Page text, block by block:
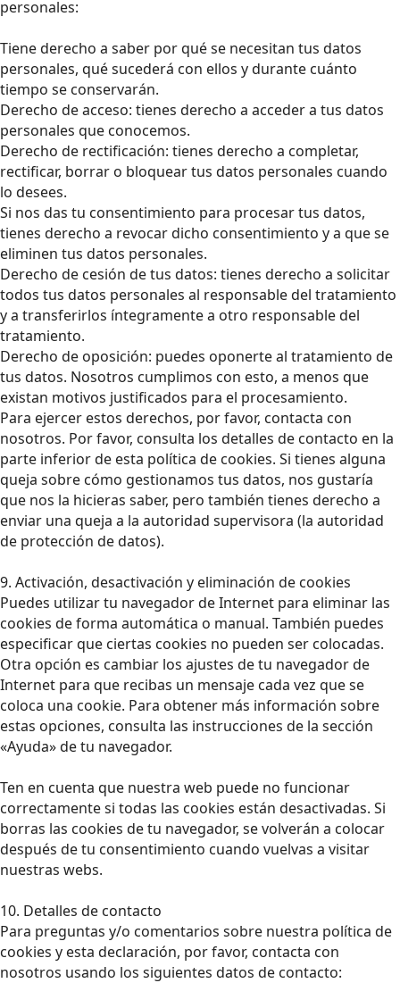
personales:
Tiene derecho a saber por qué se necesitan tus datos
personales, qué sucederá con ellos y durante cuánto
tiempo se conservarán.
Derecho de acceso: tienes derecho a acceder a tus datos
personales que conocemos.
Derecho de rectificación: tienes derecho a completar,
rectificar, borrar o bloquear tus datos personales cuando
lo desees.
Si nos das tu consentimiento para procesar tus datos,
tienes derecho a revocar dicho consentimiento y a que se
eliminen tus datos personales.
Derecho de cesión de tus datos: tienes derecho a solicitar
todos tus datos personales al responsable del tratamiento
y a transferirlos íntegramente a otro responsable del
tratamiento.
Derecho de oposición: puedes oponerte al tratamiento de
tus datos. Nosotros cumplimos con esto, a menos que
existan motivos justificados para el procesamiento.
Para ejercer estos derechos, por favor, contacta con
nosotros. Por favor, consulta los detalles de contacto en la
parte inferior de esta política de cookies. Si tienes alguna
queja sobre cómo gestionamos tus datos, nos gustaría
que nos la hicieras saber, pero también tienes derecho a
enviar una queja a la autoridad supervisora (la autoridad
de protección de datos).
9. Activación, desactivación y eliminación de cookies
Puedes utilizar tu navegador de Internet para eliminar las
cookies de forma automática o manual. También puedes
especificar que ciertas cookies no pueden ser colocadas.
Otra opción es cambiar los ajustes de tu navegador de
Internet para que recibas un mensaje cada vez que se
coloca una cookie. Para obtener más información sobre
estas opciones, consulta las instrucciones de la sección
«Ayuda» de tu navegador.
Ten en cuenta que nuestra web puede no funcionar
correctamente si todas las cookies están desactivadas. Si
borras las cookies de tu navegador, se volverán a colocar
después de tu consentimiento cuando vuelvas a visitar
nuestras webs.
10. Detalles de contacto
Para preguntas y/o comentarios sobre nuestra política de
cookies y esta declaración, por favor, contacta con
nosotros usando los siguientes datos de contacto: